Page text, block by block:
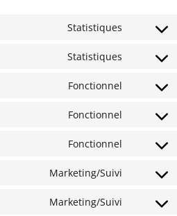
Statistiques
Consent
service
Statistiques
Consent
service
analytics
Fonctionnel
Consent
service
Fonctionnel
Consent
service
Fonctionnel
Consent
service
Marketing/Suivi
Consent
service
Marketing/Suivi
Consent